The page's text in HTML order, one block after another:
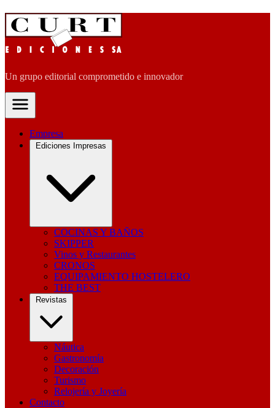
Un grupo editorial comprometido e innovador
Empresa
Ediciones Impresas
COCINAS Y BAÑOS
SKIPPER
Vinos y Restaurantes
CRONOS
EQUIPAMIENTO HOSTELERO
THE BEST
Revistas
Náutica
Gastronomía
Decoración
Turismo
Relojería y Joyería
Contacto